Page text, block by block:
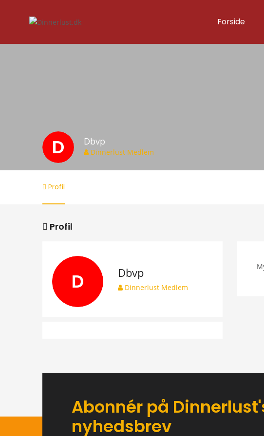
Forside
D Dbvp
Dinnerlust Medlem
Profil
Profil
D Dbvp
Dinnerlust Medlem
Abonnér på
nyhedsbrev